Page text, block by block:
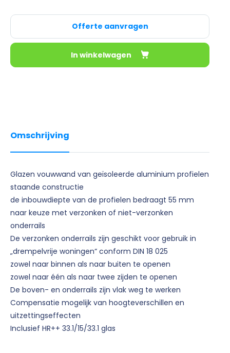
Offerte aanvragen
In winkelwagen
Omschrijving
Glazen vouwwand van geïsoleerde aluminium profielen
staande constructie
de inbouwdiepte van de profielen bedraagt 55 mm
naar keuze met verzonken of niet-verzonken
onderrails
De verzonken onderrails zijn geschikt voor gebruik in
„drempelvrije woningen“ conform DIN 18 025
zowel naar binnen als naar buiten te openen
zowel naar één als naar twee zijden te openen
De boven- en onderrails zijn vlak weg te werken
Compensatie mogelijk van hoogteverschillen en
uitzettingseffecten
Inclusief HR++ 33.1/15/33.1 glas